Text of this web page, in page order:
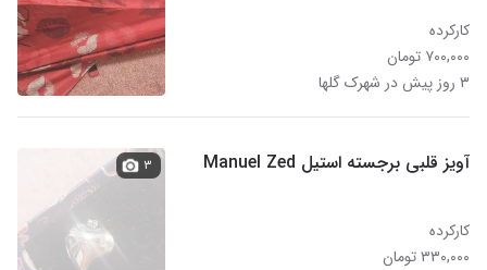
کارکرده
۷۰۰,۰۰۰ تومان
۳ روز پیش در شهرک گلها
آویز قلبی برجسته استیل Manuel Zed
کارکرده
۳۳۰,۰۰۰ تومان
۳